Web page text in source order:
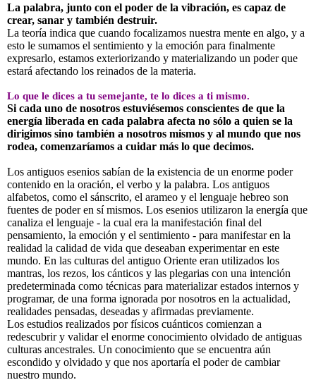
La palabra, junto con el poder de la vibración, es capaz de
crear, sanar y también destruir.
La teoría indica que cuando focalizamos nuestra mente en algo, y a
esto le sumamos el sentimiento y la emoción para finalmente
expresarlo, estamos exteriorizando y materializando un poder que
estará afectando los reinados de la materia.
Lo que le dices a tu semejante, te lo dices a ti mismo.
Si cada uno de nosotros estuviésemos conscientes de que la
energía liberada en cada palabra afecta no sólo a quien se la
dirigimos sino también a nosotros mismos y al mundo que nos
rodea, comenzaríamos a cuidar más lo que decimos.
Los antiguos esenios sabían de la existencia de un enorme poder
contenido en la oración, el verbo y la palabra. Los antiguos
alfabetos, como el sánscrito, el arameo y el lenguaje hebreo son
fuentes de poder en sí mismos. Los esenios utilizaron la energía que
canaliza el lenguaje - la cual era la manifestación final del
pensamiento, la emoción y el sentimiento - para manifestar en la
realidad la calidad de vida que deseaban experimentar en este
mundo. En las culturas del antiguo Oriente eran utilizados los
mantras, los rezos, los cánticos y las plegarias con una intención
predeterminada como técnicas para materializar estados internos y
programar, de una forma ignorada por nosotros en la actualidad,
realidades pensadas, deseadas y afirmadas previamente.
Los estudios realizados por físicos cuánticos comienzan a
redescubrir y validar el enorme conocimiento olvidado de antiguas
culturas ancestrales. Un conocimiento que se encuentra aún
escondido y olvidado y que nos aportaría el poder de cambiar
nuestro mundo.